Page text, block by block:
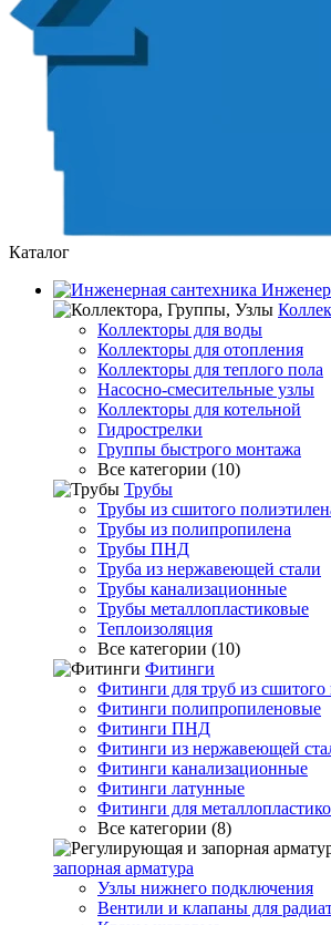
Каталог
Коллекторы для воды
Коллекторы для отопления
Коллекторы для теплого пола
Насосно-смесительные узлы
Коллекторы для котельной
Гидрострелки
Группы быстрого монтажа
Все категории (10)
Трубы
Трубы из сшитого
Трубы из полипропилена
Трубы ПНД
Труба из нержавеющей стали
Трубы канализационные
Трубы металлопластиковые
Теплоизоляция
Все категории (10)
Фитинги
Фитинги для труб из сшитого
Фитинги полипропиленовые
Фитинги ПНД
Фитинги из нержавеющей
Фитинги канализационные
Фитинги латунные
Фитинги для
Все категории (8)
запорная арматура
Узлы нижнего подключения
Вентили и клапаны для